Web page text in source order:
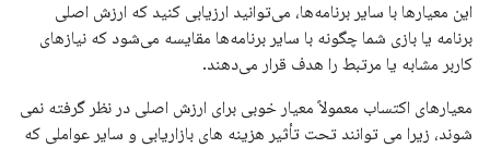
این معیارها با سایر برنامه‌ها، می‌توانید ارزیابی کنید که ارزش اصلی
برنامه یا بازی شما چگونه با سایر برنامه‌ها مقایسه می‌شود که نیازهای
کاربر مشابه یا مرتبط را هدف قرار می‌دهند.
معیارهای اکتساب معمولاً معیار خوبی برای ارزش اصلی در نظر گرفته نمی
شوند، زیرا می توانند تحت تأثیر هزینه های بازاریابی و سایر عواملی که